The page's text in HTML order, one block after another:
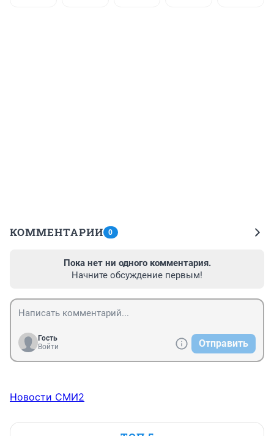
КОММЕНТАРИИ 0
Пока нет ни одного комментария.
Начните обсуждение первым!
Гость
Войти
Отправить
Новости СМИ2